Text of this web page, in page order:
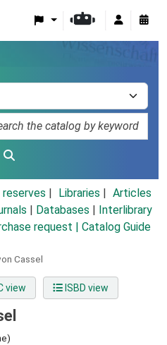
reserves Libraries
Articles
Databases
Interlibrary
request | Catalog Guide
Cassel
view ISBD view